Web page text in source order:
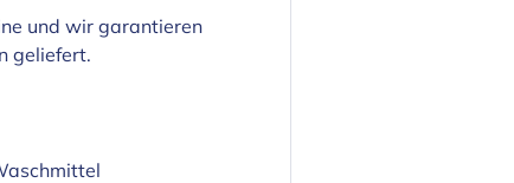
und wir garantieren
geliefert.